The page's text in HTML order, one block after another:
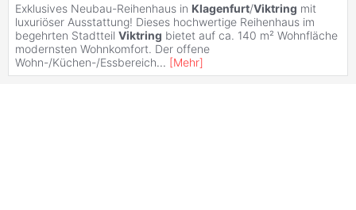
Exklusives Neubau-Reihenhaus in Klagenfurt/Viktring mit
luxuriöser Ausstattung! Dieses hochwertige Reihenhaus im
begehrten Stadtteil Viktring bietet auf ca. 140 m² Wohnfläche
modernsten Wohnkomfort. Der offene
Wohn-/Küchen-/Essbereich... [Mehr]